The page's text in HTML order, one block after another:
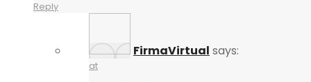
Reply
FirmaVirtual says:
at